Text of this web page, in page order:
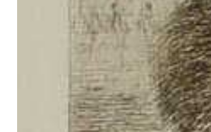
Diari LaVeu
21/03/2015 22:15
Catorze dies després
estava esglaiat, les